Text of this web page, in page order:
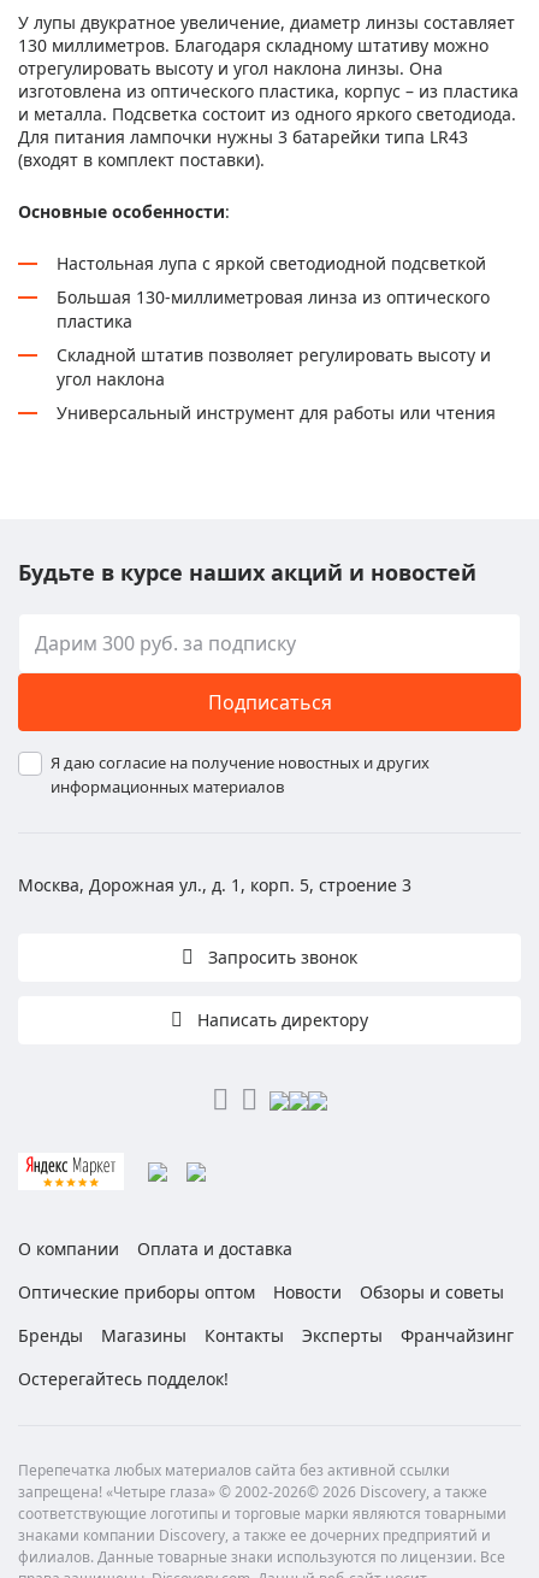
У лупы двукратное увеличение, диаметр линзы составляет
130 миллиметров. Благодаря складному штативу можно
отрегулировать высоту и угол наклона линзы. Она
изготовлена из оптического пластика, корпус – из пластика
и металла. Подсветка состоит из одного яркого светодиода.
Для питания лампочки нужны 3 батарейки типа LR43
(входят в комплект поставки).
Основные особенности:
Настольная лупа с яркой светодиодной подсветкой
Большая 130-миллиметровая линза из оптического
пластика
Складной штатив позволяет регулировать высоту и
угол наклона
Универсальный инструмент для работы или чтения
Будьте в курсе наших акций и новостей
Подписаться
Я даю согласие на получение новостных и других
информационных материалов
Москва, Дорожная ул., д. 1, корп. 5, строение 3
Запросить звонок
Написать директору
О компании
Оплата и доставка
Оптические приборы оптом
Новости
Обзоры и советы
Бренды
Магазины Контакты Эксперты
Франчайзинг
Остерегайтесь подделок!
Перепечатка любых материалов сайта без активной ссылки
запрещена! «Четыре глаза» © 2002-2026© 2026 Discovery, а также
соответствующие логотипы и торговые марки являются товарными
знаками компании Discovery, а также ее дочерних предприятий и
филиалов. Данные товарные знаки используются по лицензии. Все